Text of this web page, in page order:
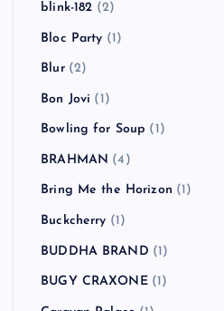
blink-182 (2)
Bloc Party (1)
Blur(2)
Bon Jovi (1)
Bowling for Soup (1)
BRAHMAN (4)
Bring Me the Horizon (1)
Buckcherry (1)
BUDDHA BRAND (1)
BUGY CRAXONE(1)